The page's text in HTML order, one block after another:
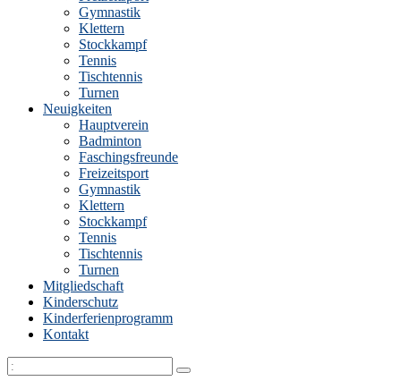
Gymnastik
Klettern
Stockkampf
Tennis
Tischtennis
Turnen
Neuigkeiten
Hauptverein
Badminton
Faschingsfreunde
Freizeitsport
Gymnastik
Klettern
Stockkampf
Tennis
Tischtennis
Turnen
Mitgliedschaft
Kinderschutz
Kinderferienprogramm
Kontakt